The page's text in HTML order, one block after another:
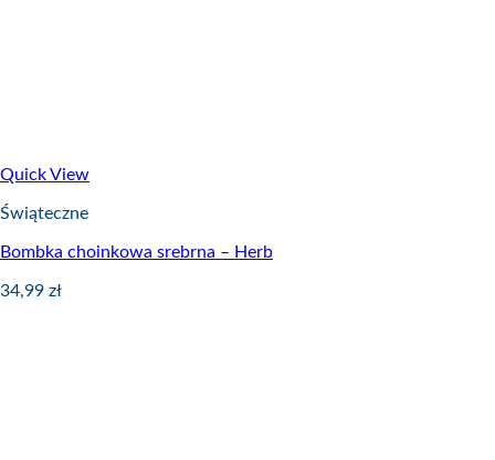
Quick View
Świąteczne
Bombka choinkowa srebrna – Herb
34,99 zł